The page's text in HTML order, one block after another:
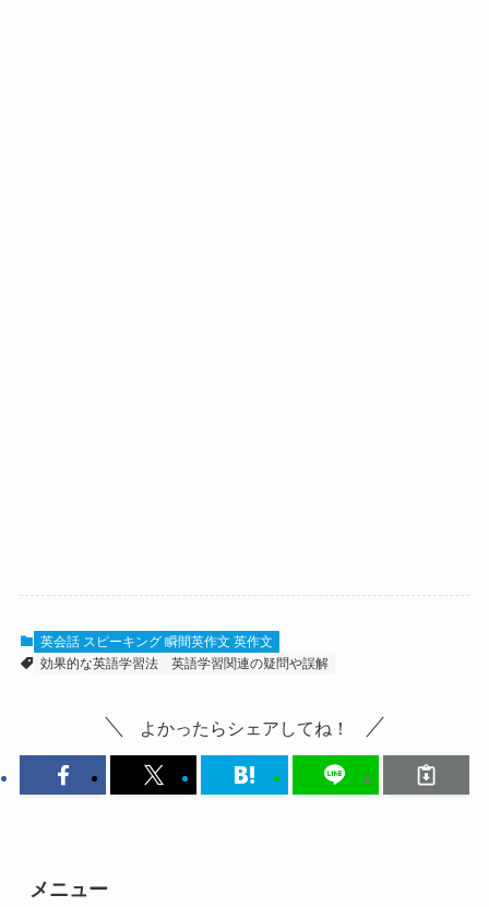
英会話 スピーキング 瞬間英作文 英作文
効果的な英語学習法
英語学習関連の疑問や誤解
よかったらシェアしてね！
メニュー